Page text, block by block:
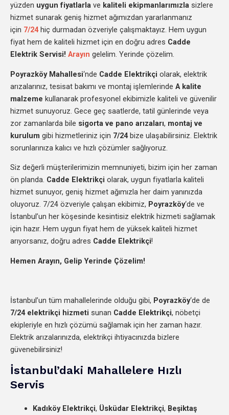
yüzden uygun fiyatlarla ve kaliteli ekipmanlarımızla sizlere
hizmet sunarak geniş hizmet ağımızdan yararlanmanız
için 7/24hiç durmadan özveriyle çalışmaktayız. Hem uygun
fiyat hem de kaliteli hizmet için en doğru adres Cadde
Elektrik Servisi! Arayın gelelim. Yerinde çözelim.
Poyrazköy Mahallesi‘nde Cadde Elektrikçi olarak, elektrik
arızalarınız, tesisat bakımı ve montaj işlemlerinde A kalite
malzeme kullanarak profesyonel ekibimizle kaliteli ve güvenilir
hizmet sunuyoruz. Gece geç saatlerde, tatil günlerinde veya
zor zamanlarda bile sigorta ve pano arızaları, montaj ve
kurulum gibi hizmetleriniz için 7/24bize ulaşabilirsiniz. Elektrik
sorunlarınıza kalıcı ve hızlı çözümler sağlıyoruz.
Siz değerli müşterilerimizin memnuniyeti, bizim için her zaman
ön planda. Cadde Elektrikçi olarak, uygun fiyatlarla kaliteli
hizmet sunuyor, geniş hizmet ağımızla her daim yanınızda
oluyoruz. 7/24 özveriyle çalışan ekibimiz, Poyrazköy‘de ve
İstanbul’un her köşesinde kesintisiz elektrik hizmeti sağlamak
için hazır. Hem uygun fiyat hem de yüksek kaliteli hizmet
arıyorsanız, doğru adres Cadde Elektrikçi!
Hemen Arayın, Gelip Yerinde Çözelim!
İstanbul’un tüm mahallelerinde olduğu gibi, Poyrazköy‘de de
7/24 elektrikçi hizmeti sunan Cadde Elektrikçi, nöbetçi
ekipleriyle en hızlı çözümü sağlamak için her zaman hazır.
Elektrik arızalarınızda, elektrikçi ihtiyacınızda bizlere
güvenebilirsiniz!
İstanbul’daki Mahallelere Hızlı
Servis
Kadıköy Elektrikçi, Üsküdar Elektrikçi, Beşiktaş